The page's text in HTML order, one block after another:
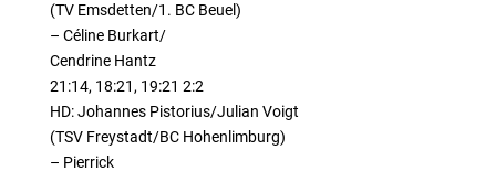
(TV Emsdetten/1. BC Beuel)
– Céline Burkart/
Cendrine Hantz
21:14, 18:21, 19:21 2:2
HD: Johannes Pistorius/Julian Voigt
(TSV Freystadt/BC Hohenlimburg)
– Pierrick